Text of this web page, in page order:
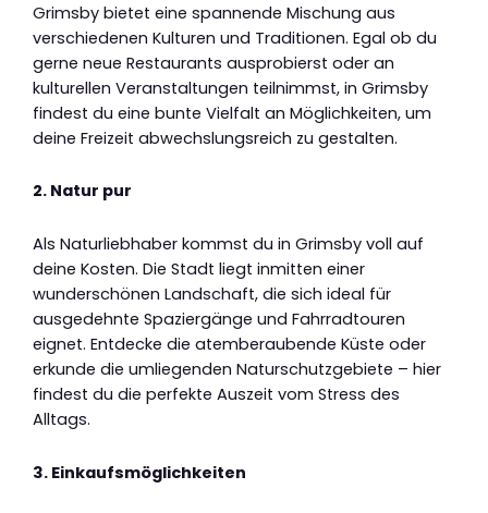
Grimsby bietet eine spannende Mischung aus
verschiedenen Kulturen und Traditionen. Egal ob du
gerne neue Restaurants ausprobierst oder an
kulturellen Veranstaltungen teilnimmst, in Grimsby
findest du eine bunte Vielfalt an Möglichkeiten, um
deine Freizeit abwechslungsreich zu gestalten.
2. Natur pur
Als Naturliebhaber kommst du in Grimsby voll auf
deine Kosten. Die Stadt liegt inmitten einer
wunderschönen Landschaft, die sich ideal für
ausgedehnte Spaziergänge und Fahrradtouren
eignet. Entdecke die atemberaubende Küste oder
erkunde die umliegenden Naturschutzgebiete – hier
findest du die perfekte Auszeit vom Stress des
Alltags.
3. Einkaufsmöglichkeiten